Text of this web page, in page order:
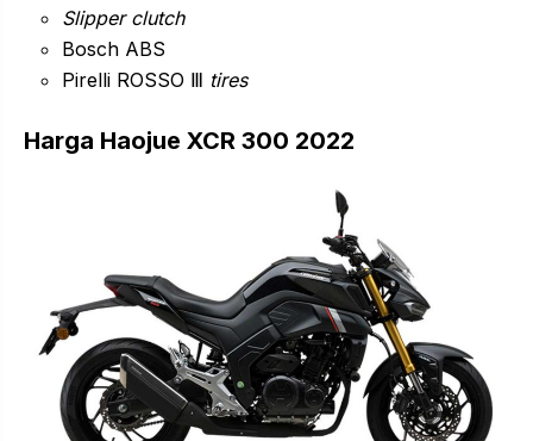
Slipper clutch
Bosch ABS
Pirelli ROSSO Ⅲ tires
Harga Haojue XCR 300 2022